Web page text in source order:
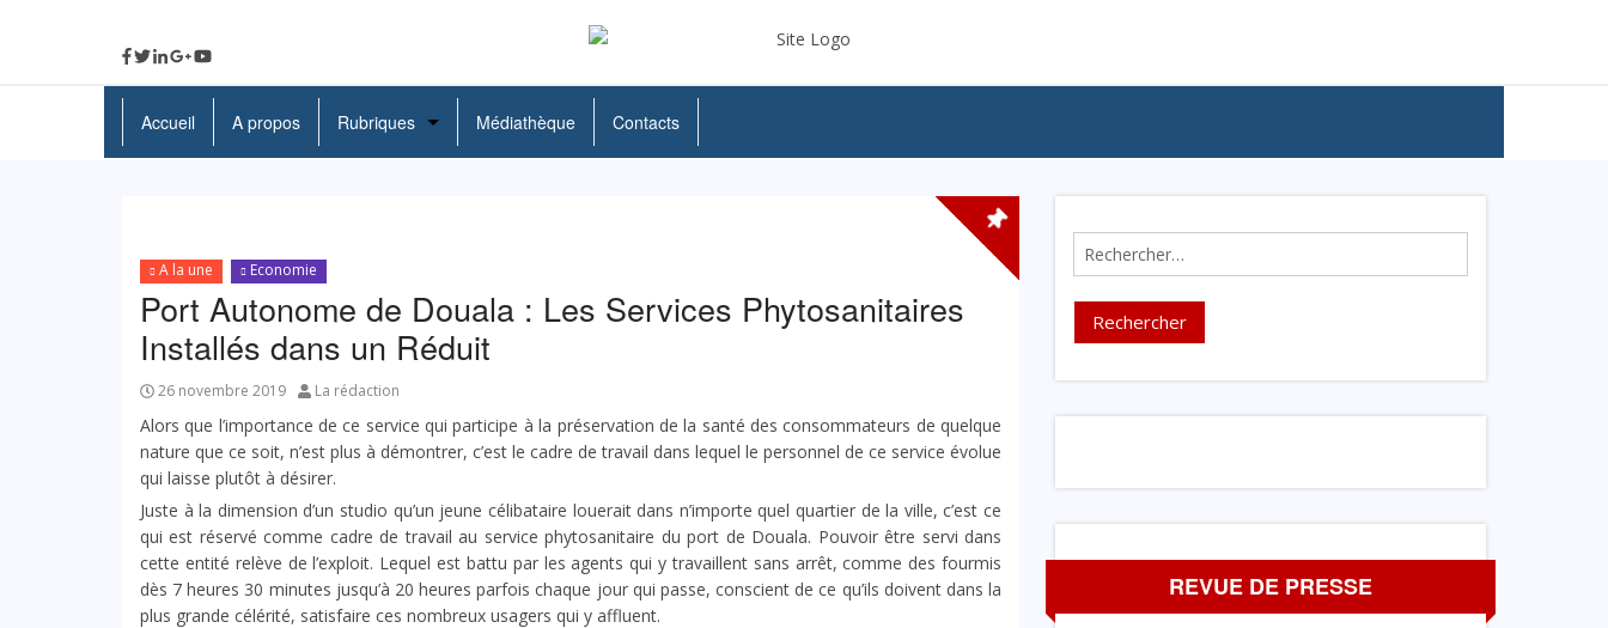
Accueil A propos Rubriques
Education
Société
Santé
Médiathèque Contacts
A la une Economie
Port Autonome de Douala : Les Services Phytosanitaires
Installés dans un Réduit
26 novembre 2019 La rédaction
Alors que l’importance de ce service qui participe à la préservation de la santé des consommateurs de quelque
nature que ce soit, n’est plus à démontrer, c’est le cadre de travail dans lequel le personnel de ce service évolue
qui laisse plutôt à désirer.
Juste à la dimension d’un studio qu’un jeune célibataire louerait dans n’importe quel quartier de la ville, c’est ce
qui est réservé comme cadre de travail au service phytosanitaire du port de Douala. Pouvoir être servi dans
cette entité relève de l’exploit. Lequel est battu par les agents qui y travaillent sans arrêt, comme des fourmis
dès 7 heures 30 minutes jusqu’à 20 heures parfois chaque jour qui passe, conscient de ce qu’ils doivent dans la
plus grande célérité, satisfaire ces nombreux usagers qui y affluent.
Rechercher :
REVUE DE PRESSE